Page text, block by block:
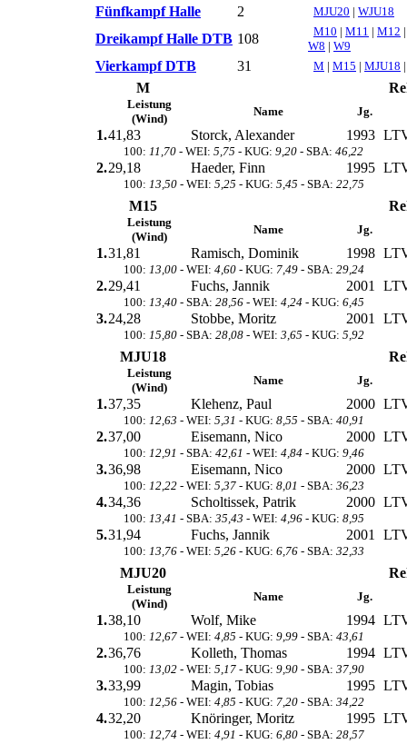
Fünfkampf Halle 2 MJU20 | WJU18
Dreikampf Halle DTB 108 M10 | M11 | M12
W8 | W9
Vierkampf DTB 31 M | M15 | MJU18
M
Leistung
(Wind)
Name Jg.
1.41,83 Storck, Alexander 1993
100: 11,70 - WEI: 5,75 - KUG: 9,20 - SBA: 46,22
2.29,18 Haeder, Finn 1995
100: 13,50 - WEI: 5,25 - KUG: 5,45 - SBA: 22,75
M15
Leistung
(Wind)
Name Jg.
1.31,81 Ramisch, Dominik 1998
100: 13,00 - WEI: 4,60 - KUG: 7,49 - SBA: 29,24
2.29,41 Fuchs, Jannik 2001
100: 13,40 - SBA: 28,56 - WEI: 4,24 - KUG: 6,45
3.24,28 Stobbe, Moritz 2001
100: 15,80 - SBA: 28,08 - WEI: 3,65 - KUG: 5,92
MJU18
Leistung
(Wind)
Name Jg.
1.37,35 Klehenz, Paul 2000
100: 12,63 - WEI: 5,31 - KUG: 8,55 - SBA: 40,91
2.37,00 Eisemann, Nico 2000
100: 12,91 - SBA: 42,61 - WEI: 4,84 - KUG: 9,46
3.36,98 Eisemann, Nico 2000
100: 12,22 - WEI: 5,37 - KUG: 8,01 - SBA: 36,23
4.34,36 Scholtissek, Patrik 2000
100: 13,41 - SBA: 35,43 - WEI: 4,96 - KUG: 8,95
5.31,94 Fuchs, Jannik 2001
100: 13,76 - WEI: 5,26 - KUG: 6,76 - SBA: 32,33
MJU20
Leistung
(Wind)
Name Jg.
1.38,10 Wolf, Mike 1994
100: 12,67 - WEI: 4,85 - KUG: 9,99 - SBA: 43,61
2.36,76 Kolleth, Thomas 1994
100: 13,02 - WEI: 5,17 - KUG: 9,90 - SBA: 37,90
3.33,99 Magin, Tobias 1995
100: 12,56 - WEI: 4,85 - KUG: 7,20 - SBA: 34,22
4.32,20 Knöringer, Moritz 1995
100: 12,74 - WEI: 4,91 - KUG: 6,80 - SBA: 28,57